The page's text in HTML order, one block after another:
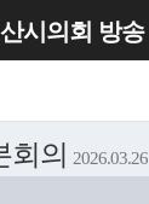
시의회 방송
회의 2026.03.26